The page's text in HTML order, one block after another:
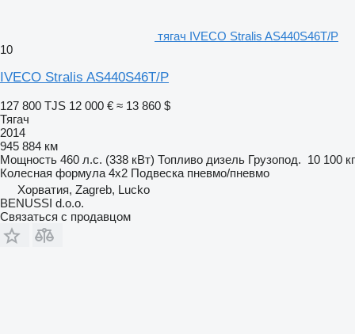
тягач IVECO Stralis AS440S46T/P
10
IVECO Stralis AS440S46T/P
127 800 TJS 12 000 € ≈ 13 860 $
Тягач
2014
945 884 км
Мощность 460 л.с. (338 кВт) Топливо дизель Грузопод. 10 100 кг
Колесная формула 4x2 Подвеска пневмо/пневмо
Хорватия, Zagreb, Lucko
BENUSSI d.o.o.
Связаться с продавцом